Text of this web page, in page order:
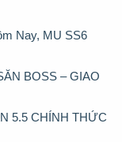
Nay, MU SS6
BOSS – GIAO
5.5 CHÍNH THỨC